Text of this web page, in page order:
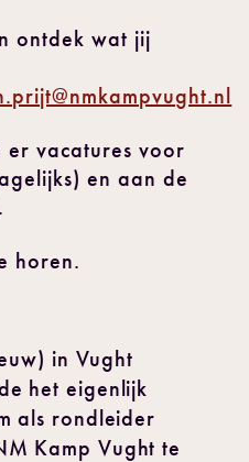
ontdek wat jij
er vacatures voor
en aan de
horen.
in Vught
het eigenlijk
als rondleider
Kamp Vught te